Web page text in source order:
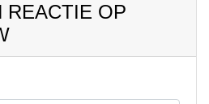
REACTIE OP